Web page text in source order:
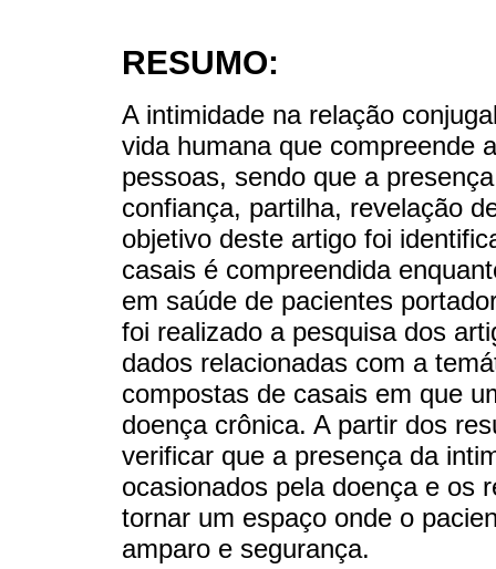
RESUMO:
A intimidade na relação
vida humana que compreende
pessoas, sendo que a
confiança, partilha, revelação
objetivo deste artigo foi
casais é compreendida
em saúde de pacientes
foi realizado a pesquisa dos
dados relacionadas com a
compostas de casais em que
doença crônica. A partir dos
verificar que a presença da
ocasionados pela doença e os
tornar um espaço onde o
amparo e segurança.